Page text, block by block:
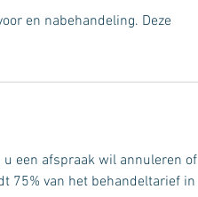
en nabehandeling. Deze
een afspraak wil annuleren of
75% van het behandeltarief in